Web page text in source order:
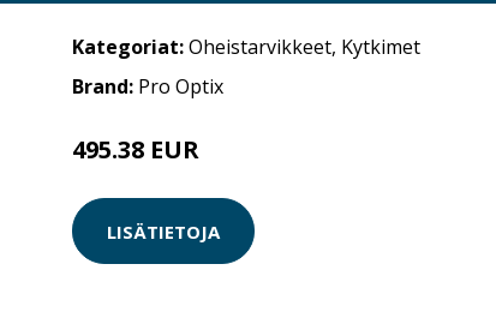
Kategoriat:Oheistarvikkeet, Kytkimet
Brand: Pro Optix
495.38 EUR
LISÄTIETOJA